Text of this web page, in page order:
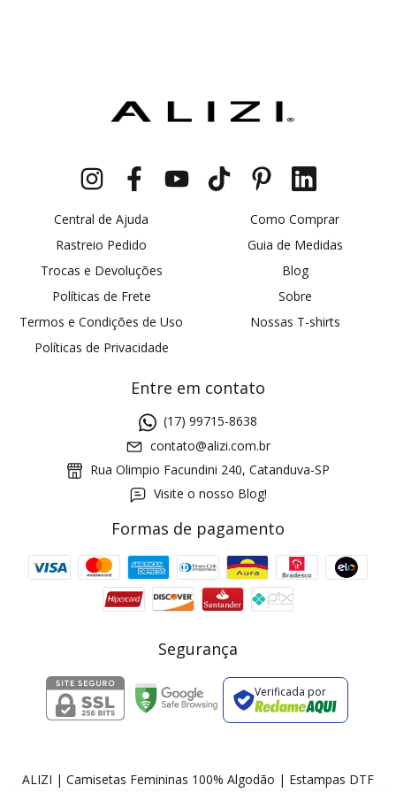
Central de Ajuda
Rastreio Pedido
Trocas e Devoluções
Políticas de Frete
Termos e Condições de Uso
Políticas de Privacidade
Como Comprar
Guia de Medidas
Blog
Sobre
Nossas T-shirts
Entre em contato
(17) 99715-8638
contato@alizi.com.br
Rua Olimpio Facundini 240, Catanduva-SP
Visite o nosso Blog!
Formas de pagamento
Segurança
Verificada por
ALIZI | Camisetas Femininas 100% Algodão | Estampas DTF
Cupom 1a compra: GANHE5
2 pecas 7% OFF